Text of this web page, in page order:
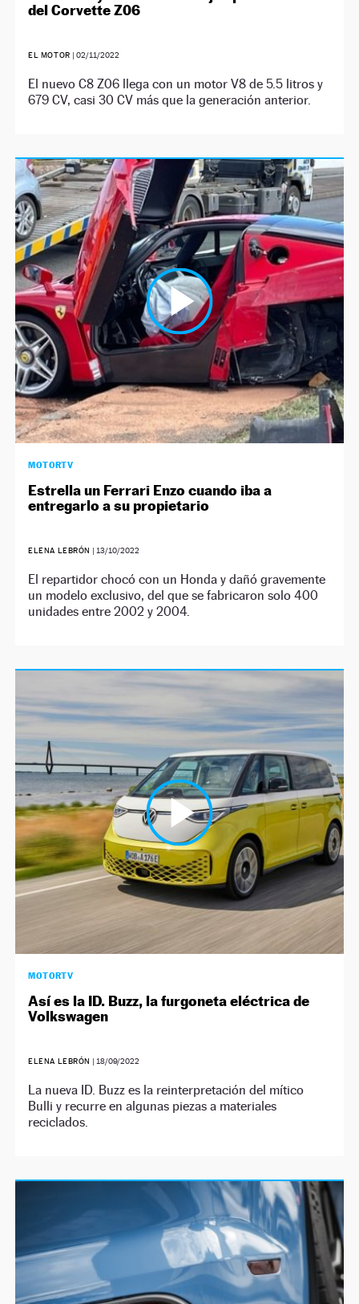
del Corvette Z06
EL MOTOR | 02/11/2022
El nuevo C8 Z06 llega con un motor V8 de 5.5 litros y
679 CV, casi 30 CV más que la generación anterior.
MOTORTV
Estrella un Ferrari Enzo cuando iba a
entregarlo a su propietario
ELENA LEBRÓN | 13/10/2022
El repartidor chocó con un Honda y dañó gravemente
un modelo exclusivo, del que se fabricaron solo 400
unidades entre 2002 y 2004.
MOTORTV
Así es la ID. Buzz, la furgoneta eléctrica de
Volkswagen
ELENA LEBRÓN | 18/09/2022
La nueva ID. Buzz es la reinterpretación del mítico
Bulli y recurre en algunas piezas a materiales
reciclados.